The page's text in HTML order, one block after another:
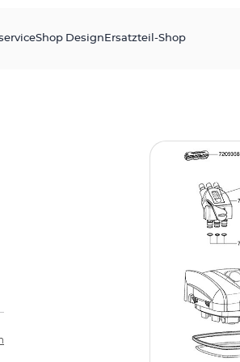
Shop Design Ersatzteil-Shop